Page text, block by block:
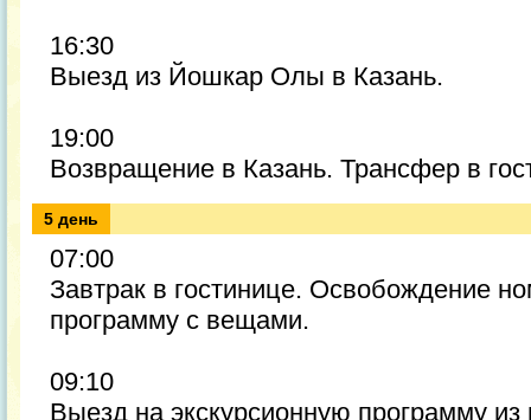
16:30
Выезд из Йошкар Олы в Казань.
19:00
Возвращение в Казань. Трансфер в
5 день
07:00
Завтрак в гостинице. Освобождение
программу с вещами.
09:10
Выезд на экскурсионную программу